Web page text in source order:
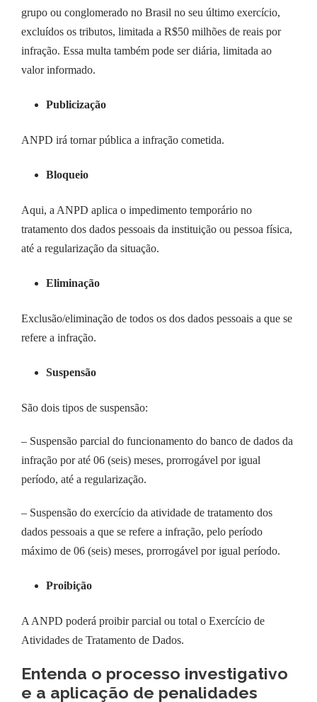
grupo ou conglomerado no Brasil no seu último exercício,
excluídos os tributos, limitada a R$50 milhões de reais por
infração. Essa multa também pode ser diária, limitada ao
valor informado.
Publicização
ANPD irá tornar pública a infração cometida.
Bloqueio
Aqui, a ANPD aplica o impedimento temporário no
tratamento dos dados pessoais da instituição ou pessoa física,
até a regularização da situação.
Eliminação
Exclusão/eliminação de todos os dos dados pessoais a que se
refere a infração.
Suspensão
São dois tipos de suspensão:
– Suspensão parcial do funcionamento do banco de dados da
infração por até 06 (seis) meses, prorrogável por igual
período, até a regularização.
– Suspensão do exercício da atividade de tratamento dos
dados pessoais a que se refere a infração, pelo período
máximo de 06 (seis) meses, prorrogável por igual período.
Proibição
A ANPD poderá proibir parcial ou total o Exercício de
Atividades de Tratamento de Dados.
Entenda o processo investigativo
e a aplicação de penalidades